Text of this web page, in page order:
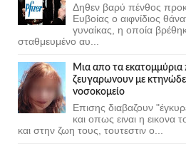
Δηθεν βαρύ πένθος
Ευβοίας ο αιφνίδιος
γυναίκας, η οποία
σταθμευμένο αυ...
Μια απο τα εκατομμύρια
ζευγαρωνουν με
νοσοκομείο
Επισης διαβαζουν
και οπως ειναι η εικονα
και στην ζωη τους, τουτεστιν ο...